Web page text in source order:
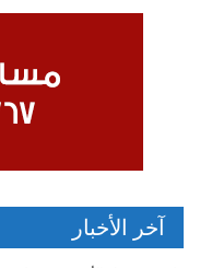
آخر الأخبار